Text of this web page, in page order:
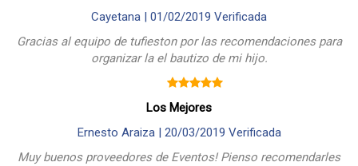
Cayetana | 01/02/2019 Verificada
Gracias al equipo de tufieston por las recomendaciones para
organizar la el bautizo de mi hijo.
Los Mejores
Ernesto Araiza | 20/03/2019 Verificada
Muy buenos proveedores de Eventos! Pienso recomendarles